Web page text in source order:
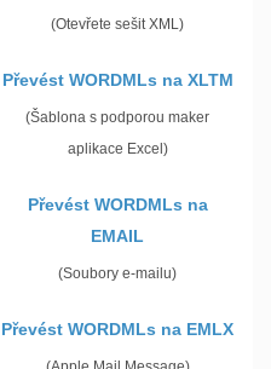
(Otevřete sešit XML)
Převést WORDMLs na XLTM
(Šablona s podporou maker
aplikace Excel)
Převést WORDMLs na
EMAIL
(Soubory e-mailu)
Převést WORDMLs na EMLX